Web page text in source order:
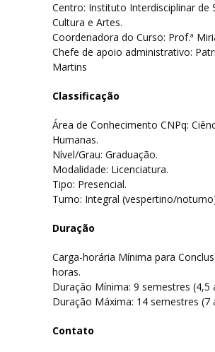
Filosofia
Jornalismo
Letras-Libras
Especialização em Tradução e Interpretação de
Laboratórios
Centro: Instituto Interdisciplinar de
Cultura e Artes.
Coordenadora do Curso: Prof.ª
Chefe de apoio administrativo:
Martins
Classificação
Área de Conhecimento CNPq:
Humanas.
Nível/Grau: Graduação.
Modalidade: Licenciatura.
Tipo: Presencial.
Turno: Integral (vespertino/
Duração
Carga-horária Mínima para
horas.
Duração Mínima: 9 semestres (4,5
Duração Máxima: 14 semestres (7
Contato